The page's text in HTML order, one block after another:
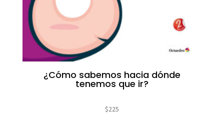
¿Cómo sabemos hacia dónde
tenemos que ir?
$225